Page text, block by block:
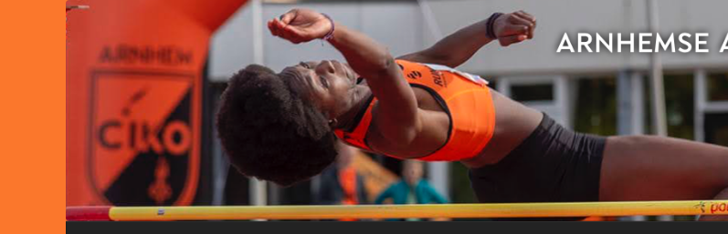
Doorgaan naar inhoud